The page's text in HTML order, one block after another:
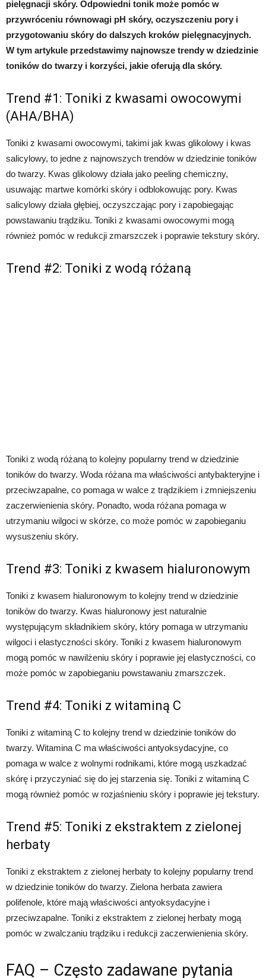
pielęgnacji skóry. Odpowiedni tonik może pomóc w
przywróceniu równowagi pH skóry, oczyszczeniu pory i
przygotowaniu skóry do dalszych kroków pielęgnacyjnych.
W tym artykule przedstawimy najnowsze trendy w dziedzinie
toników do twarzy i korzyści, jakie oferują dla skóry.
Trend #1: Toniki z kwasami owocowymi
(AHA/BHA)
Toniki z kwasami owocowymi, takimi jak kwas glikolowy i kwas
salicylowy, to jedne z najnowszych trendów w dziedzinie toników
do twarzy. Kwas glikolowy działa jako peeling chemiczny,
usuwając martwe komórki skóry i odblokowując pory. Kwas
salicylowy działa głębiej, oczyszczając pory i zapobiegając
powstawaniu trądziku. Toniki z kwasami owocowymi mogą
również pomóc w redukcji zmarszczek i poprawie tekstury skóry.
Trend #2: Toniki z wodą różaną
Toniki z wodą różaną to kolejny popularny trend w dziedzinie
toników do twarzy. Woda różana ma właściwości antybakteryjne i
przeciwzapalne, co pomaga w walce z trądzikiem i zmniejszeniu
zaczerwienienia skóry. Ponadto, woda różana pomaga w
utrzymaniu wilgoci w skórze, co może pomóc w zapobieganiu
wysuszeniu skóry.
Trend #3: Toniki z kwasem hialuronowym
Toniki z kwasem hialuronowym to kolejny trend w dziedzinie
toników do twarzy. Kwas hialuronowy jest naturalnie
występującym składnikiem skóry, który pomaga w utrzymaniu
wilgoci i elastyczności skóry. Toniki z kwasem hialuronowym
mogą pomóc w nawilżeniu skóry i poprawie jej elastyczności, co
może pomóc w zapobieganiu powstawaniu zmarszczek.
Trend #4: Toniki z witaminą C
Toniki z witaminą C to kolejny trend w dziedzinie toników do
twarzy. Witamina C ma właściwości antyoksydacyjne, co
pomaga w walce z wolnymi rodnikami, które mogą uszkadzać
skórę i przyczyniać się do jej starzenia się. Toniki z witaminą C
mogą również pomóc w rozjaśnieniu skóry i poprawie jej tekstury.
Trend #5: Toniki z ekstraktem z zielonej
herbaty
Toniki z ekstraktem z zielonej herbaty to kolejny popularny trend
w dziedzinie toników do twarzy. Zielona herbata zawiera
polifenole, które mają właściwości antyoksydacyjne i
przeciwzapalne. Toniki z ekstraktem z zielonej herbaty mogą
pomóc w zwalczaniu trądziku i redukcji zaczerwienienia skóry.
FAQ – Często zadawane pytania